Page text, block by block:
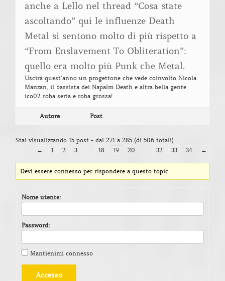
anche a Lello nel thread “Cosa state
ascoltando” qui le influenze Death
Metal si sentono molto di più rispetto a
“From Enslavement To Obliteration”:
quello era molto più Punk che Metal.
Uscirà quest’anno un progettone che vede coinvolto Nicola
Manzan, il bassista dei Napalm Death e altra bella gente
ico02 roba seria e roba grossa!
Autore Post
Stai visualizzando 15 post - dal 271 a 285 (di 506 totali)
←
1 2 3 … 18 19 20 … 32 33 34 →
Devi essere connesso per rispondere a questo topic.
Nome utente:
Password:
Mantienimi connesso
Accesso